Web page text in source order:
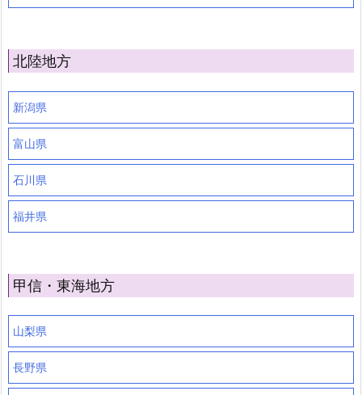
北陸地方
新潟県
富山県
石川県
福井県
甲信・東海地方
山梨県
長野県